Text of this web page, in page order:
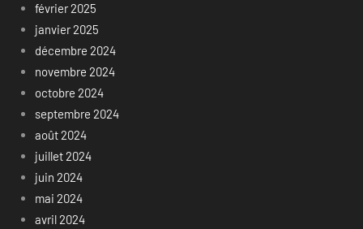
février 2025
janvier 2025
décembre 2024
novembre 2024
octobre 2024
septembre 2024
août 2024
juillet 2024
juin 2024
mai 2024
avril 2024